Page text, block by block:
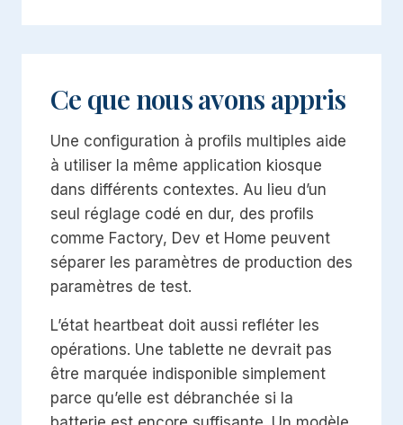
Ce que nous avons appris
Une configuration à profils multiples aide
à utiliser la même application kiosque
dans différents contextes. Au lieu d’un
seul réglage codé en dur, des profils
comme Factory, Dev et Home peuvent
séparer les paramètres de production des
paramètres de test.
L’état heartbeat doit aussi refléter les
opérations. Une tablette ne devrait pas
être marquée indisponible simplement
parce qu’elle est débranchée si la